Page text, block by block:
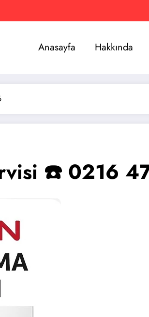
Anasayfa Hakkında
☎️ 0216